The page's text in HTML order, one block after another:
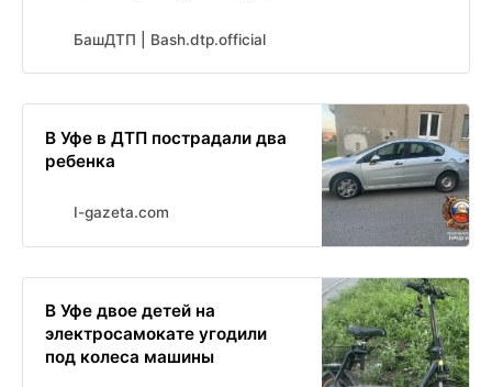
БашДТП | Bash.dtp.official
В Уфе в ДТП пострадали два
ребенка
I-gazeta.com
В Уфе двое детей на
электросамокате угодили
под колеса машины